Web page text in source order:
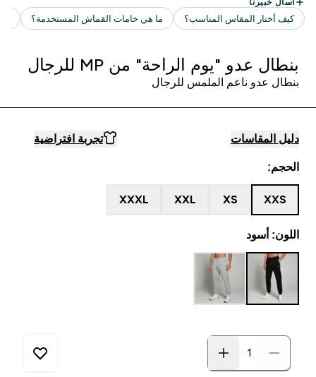
بنطال عدو "يوم الراحة" من MP للرجال
بنطال عدو ناعم الملمس للرجال
دليل المقاسات تجربة افتراضية
الحجم:
XXS
XS
XXL
XXXL
اللون: أسود